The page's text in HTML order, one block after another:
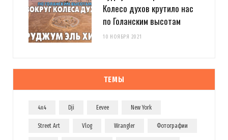
Колесо духов крутило нас
по Голанским высотам
10 НОЯБРЯ 2021
ТЕМЫ
4x4 Dji Eevee New York
Street Art Vlog Wrangler Фотографии